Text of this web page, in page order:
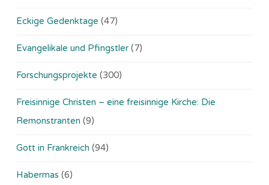
Eckige Gedenktage (47)
Evangelikale und Pfingstler (7)
Forschungsprojekte (300)
Freisinnige Christen – eine freisinnige Kirche: Die
Remonstranten (9)
Gott in Frankreich (94)
Habermas (6)